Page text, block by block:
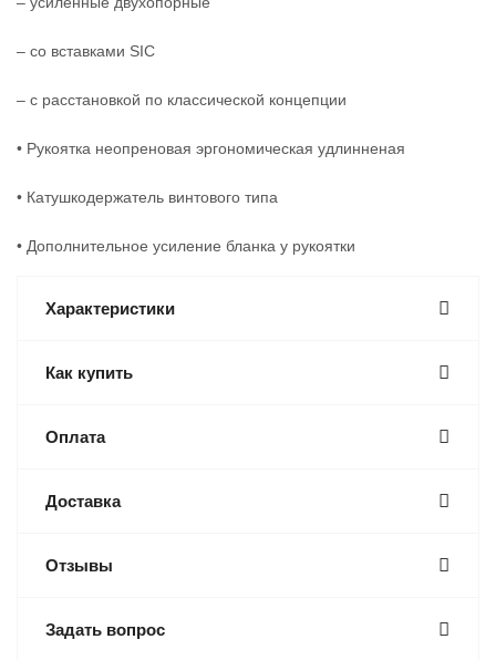
– со вставками SIC
– с расстановкой по классической концепции
• Рукоятка неопреновая эргономическая удлинненая
• Катушкодержатель винтового типа
• Дополнительное усиление бланка у рукоятки
Характеристики
Как купить
Оплата
Доставка
Отзывы
Задать вопрос